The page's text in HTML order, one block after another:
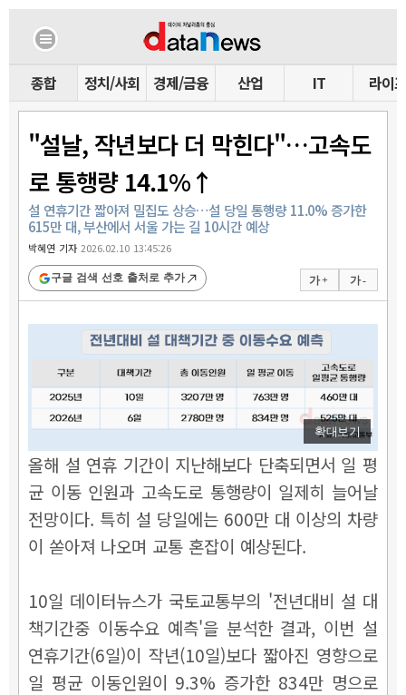
종합 정치/사회 경제/금융 산업 IT 라이프
"설날, 작년보다 더 막힌다"…고속도
로 통행량 14.1%↑
설 연휴기간 짧아져 밀집도 상승…설 당일 통행량 11.0% 증가한
615만 대, 부산에서 서울 가는 길 10시간 예상
박혜연 기자2026.02.10 13:45:26
가 + 가 -
구글 검색 선호 출처로 추가
확대보기
올해 설 연휴 기간이 지난해보다 단축되면서 일 평
균 이동 인원과 고속도로 통행량이 일제히 늘어날
전망이다. 특히 설 당일에는 600만 대 이상의 차량
이 쏟아져 나오며 교통 혼잡이 예상된다.
10일 데이터뉴스가 국토교통부의 '전년대비 설 대
책기간중 이동수요 예측'을 분석한 결과, 이번 설
연휴기간(6일)이 작년(10일)보다 짧아진 영향으로
일 평균 이동인원이 9.3% 증가한 834만 명으로